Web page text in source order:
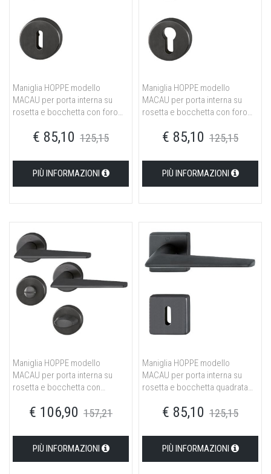
Maniglia HOPPE modello
MACAU per porta interna su
rosetta e bocchetta con foro
€ 85,10 125,15
PIÙ INFORMAZIONI
Maniglia HOPPE modello
MACAU per porta interna su
rosetta e bocchetta con foro
€ 85,10 125,15
PIÙ INFORMAZIONI
Maniglia HOPPE modello
MACAU per porta interna su
rosetta e bocchetta con
satinato€ 106,90 157,21
PIÙ INFORMAZIONI
Maniglia HOPPE modello
MACAU per porta interna su
rosetta e bocchetta quadrata
satinato€ 85,10 125,15
PIÙ INFORMAZIONI